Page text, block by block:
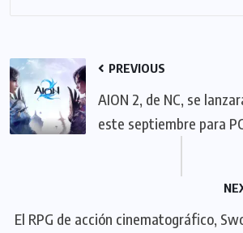
PREVIOUS
AION 2, de NC, se
este septiembre para
El RPG de acción cinematográfico,